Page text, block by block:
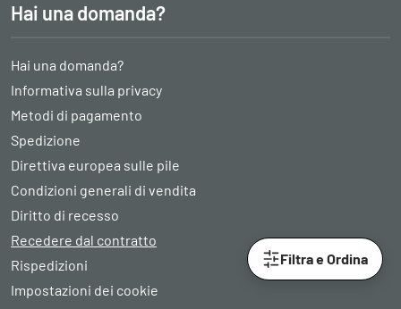
Filtra e Ordina
Hai una domanda?
Hai una domanda?
Informativa sulla privacy
Metodi di pagamento
Spedizione
Direttiva europea sulle pile
Condizioni generali di vendita
Diritto di recesso
Recedere dal contratto
Rispedizioni
Impostazioni dei cookie